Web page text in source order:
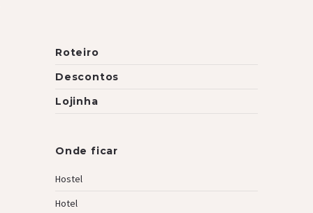
Roteiro
Descontos
Lojinha
Onde ficar
Hostel
Hotel